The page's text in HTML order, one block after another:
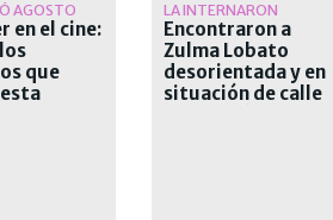
AGOSTO
en el cine:
que
esta
LA INTERNARON
Encontraron a
Zulma Lobato
desorientada y en
situación de calle